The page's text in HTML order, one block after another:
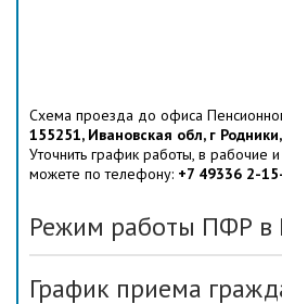
Схема проезда до офиса
155251, Ивановская обл, г
Уточнить график работы, в рабочие
можете по телефону: +7 49336 2-
Режим работы ПФР в
График приема